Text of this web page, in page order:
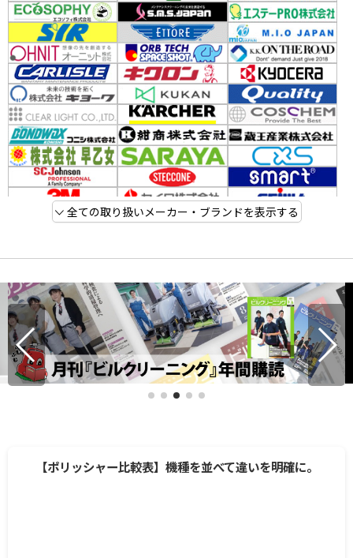
全ての取り扱いメーカー・ブランドを表示する
【ポリッシャー比較表】機種を並べて違いを明確に。